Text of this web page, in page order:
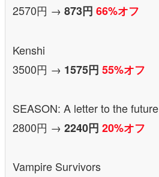
2570円 → 873円 66%オフ
Kenshi
3500円 → 1575円 55%オフ
SEASON: A letter to the future
2800円 → 2240円 20%オフ
Vampire Survivors